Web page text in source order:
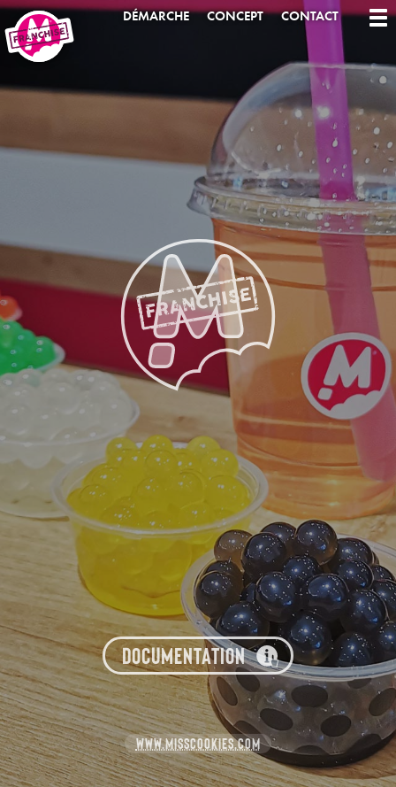
DÉMARCHE CONCEPT CONTACT
DOCUMENTATION
WWW.MISSCOOKIES.COM